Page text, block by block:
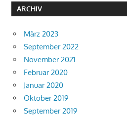
ARCHIV
März 2023
September 2022
November 2021
Februar 2020
Januar 2020
Oktober 2019
September 2019